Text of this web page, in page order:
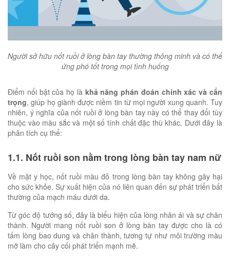
Người sở hữu nốt ruồi ở lòng bàn tay thường thông minh và có thể
ứng phó tốt trong mọi tình huống
Điểm nổi bật của họ làkhả năng phán đoán chính xác và cẩn
trọng, giúp họ giành được niềm tin từ mọi người xung quanh. Tuy
nhiên, ý nghĩa của nốt ruồi ở lòng bàn tay này có thể thay đổi tùy
thuộc vào màu sắc và một số tính chất đặc thù khác. Dưới đây là
phân tích cụ thể:
1.1. Nốt ruồi son nằm trong lòng bàn tay nam nữ
Về mặt y học, nốt ruồi màu đỏ trong lòng bàn tay không gây hại
cho sức khỏe. Sự xuất hiện của nó liên quan đến sự phát triển bất
thường của mạch máu dưới da.
Từ góc độ tướng số, đây là biểu hiện của lòng nhân ái và sự chân
thành. Người mang nốt ruồi son ở lòng bàn tay được cho là có
tấm lòng bao dung và chân thành, tương tự như môi trường màu
mỡ làm cho cây cối phát triển mạnh mẽ.